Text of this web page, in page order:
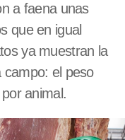
a faena unas
que en igual
ya muestran la
campo: el peso
animal.